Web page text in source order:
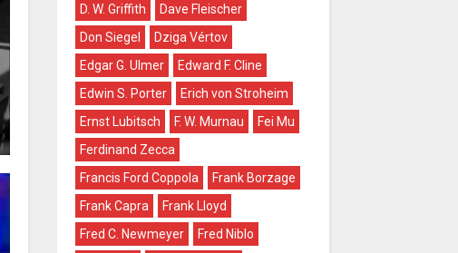
D. W. Griffith
Dave Fleischer
Don Siegel
Dziga Vértov
Edgar G. Ulmer
Edward F. Cline
Edwin S. Porter
Erich von Stroheim
Ernst Lubitsch
F. W. Murnau
Fei Mu
Ferdinand Zecca
Francis Ford Coppola
Frank Borzage
Frank Capra
Frank Lloyd
Fred C. Newmeyer
Fred Niblo